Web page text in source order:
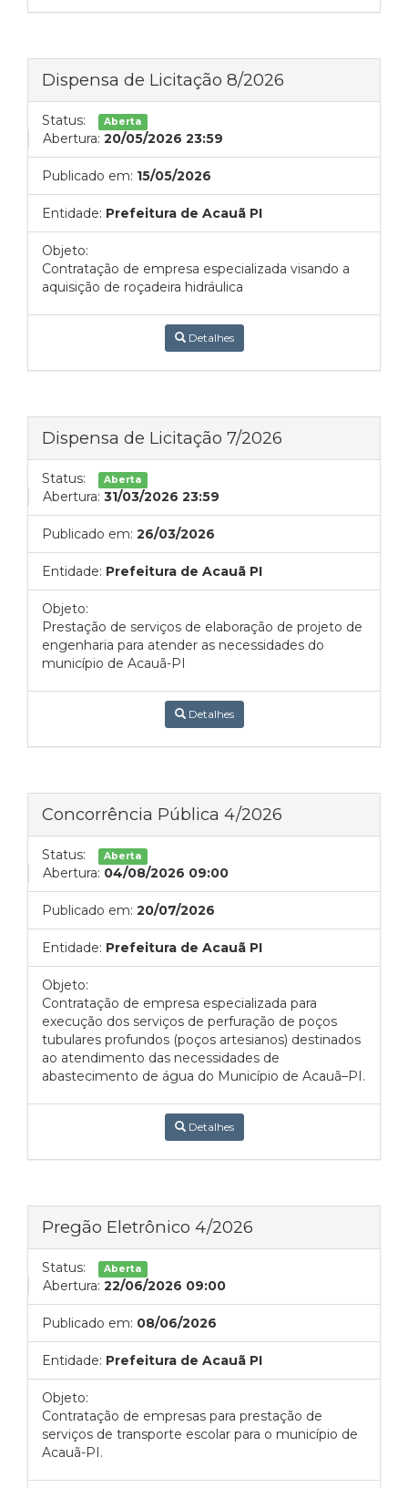
Dispensa de Licitação 8/2026
Status: Aberta
Abertura: 20/05/2026 23:59
Publicado em: 15/05/2026
Entidade: Prefeitura de Acauã PI
Objeto:
Contratação de empresa especializada visando a
aquisição de roçadeira hidráulica
Detalhes
Dispensa de Licitação 7/2026
Status: Aberta
Abertura: 31/03/2026 23:59
Publicado em: 26/03/2026
Entidade: Prefeitura de Acauã PI
Objeto:
Prestação de serviços de elaboração de projeto de
engenharia para atender as necessidades do
município de Acauã-PI
Detalhes
Concorrência Pública 4/2026
Status: Aberta
Abertura: 04/08/2026 09:00
Publicado em: 20/07/2026
Entidade: Prefeitura de Acauã PI
Objeto:
Contratação de empresa especializada para
execução dos serviços de perfuração de poços
tubulares profundos (poços artesianos) destinados
ao atendimento das necessidades de
abastecimento de água do Município de Acauã–PI.
Detalhes
Pregão Eletrônico 4/2026
Status: Aberta
Abertura: 22/06/2026 09:00
Publicado em: 08/06/2026
Entidade: Prefeitura de Acauã PI
Objeto:
Contratação de empresas para prestação de
serviços de transporte escolar para o município de
Acauã-PI.